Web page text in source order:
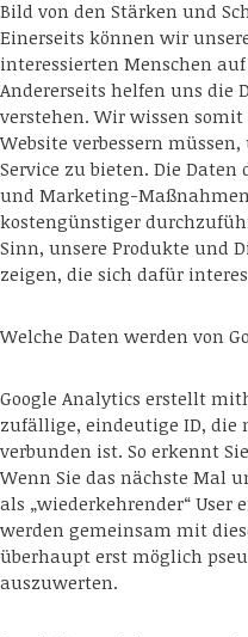
Bild von den Stärken und
Einerseits können wir
interessierten Menschen
Andererseits helfen uns die
verstehen. Wir wissen
Website verbessern
Service zu bieten. Die
und Marketing-
kostengünstiger
Sinn, unsere Produkte und
zeigen, die sich dafür
Welche Daten werden von
Google Analytics erstellt
zufällige, eindeutige ID, die
verbunden ist. So erkennt
Wenn Sie das nächste Mal
als „wiederkehrender“
werden gemeinsam mit
überhaupt erst möglich
auszuwerten.